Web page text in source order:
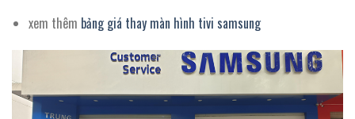
xem thêm bảng giá thay màn hình tivi samsung